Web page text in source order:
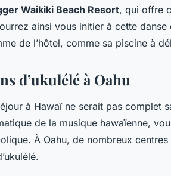
Waikiki Beach Resort, qui offre
ainsi vous initier à cette
de l’hôtel, comme sa piscine à
d’ukulélé à Oahu
à Hawaï ne serait pas complet
de la musique hawaïenne,
À Oahu, de nombreux